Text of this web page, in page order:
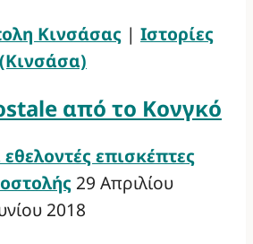
Κινσάσας | Ιστορίες
από το Κονγκό
επισκέπτες
29 Απριλίου
2018